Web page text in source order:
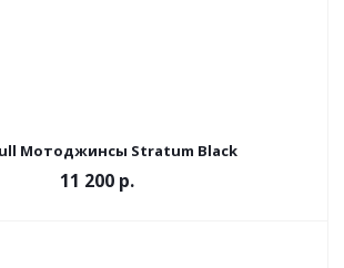
Мотоджинсы Stratum Black
11 200 р.